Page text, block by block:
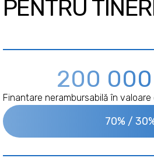
PENTRU
200 000
Finantare nerambursabilă în valoare
70% /